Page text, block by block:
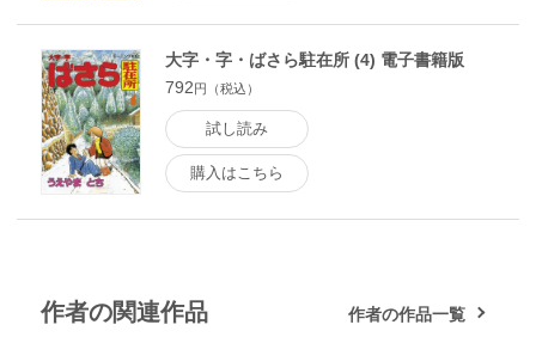
大字・字・ばさら駐在所 (4) 電子書籍版
792 円（税込）
試し読み
購入はこちら
作者の関連作品 作者の作品一覧